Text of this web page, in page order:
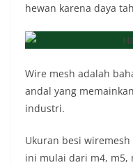
hewan karena daya
Wire mesh adalah
andal yang
industri.
Ukuran besi
ini mulai dari m4, m5,